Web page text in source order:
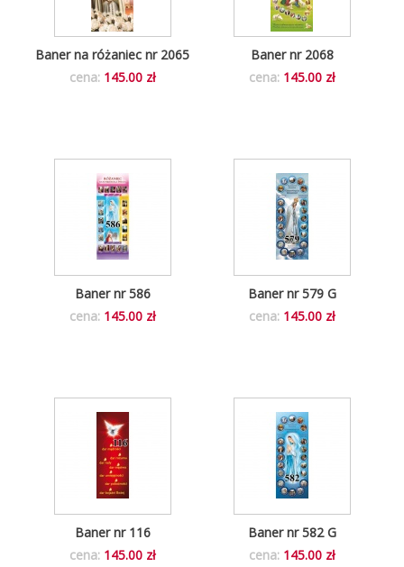
Baner nr 2068
cena: 145.00 zł
Baner na różaniec nr 2065
cena: 145.00 zł
Baner nr 579 G
cena: 145.00 zł
Baner nr 586
cena: 145.00 zł
Baner nr 582 G
cena: 145.00 zł
Baner nr 116
cena: 145.00 zł